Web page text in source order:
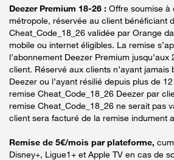
Deezer Premium 18-26 : Offre soumise à
métropole, réservée au client bénéficiant
Cheat_Code_18_26 validée par Orange
mobile ou internet éligibles. La remise
l’abonnement Deezer Premium jusqu’aux
client. Réservé aux clients n’ayant jamais
Deezer ou l’ayant résilié depuis plus de
remise Cheat_Code_18_26 Deezer par
remise Cheat_Code_18_26 ne serait pas
client sera facturé de la remise indument
Remise de 5€/mois par plateforme,
Disney+, Ligue1+ et Apple TV en cas de